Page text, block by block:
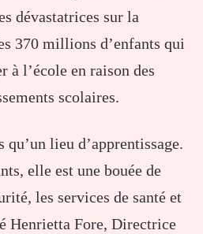
dévastatrices sur la
370 millions d’enfants qui
à l’école en raison des
scolaires.
qu’un lieu d’apprentissage.
elle est une bouée de
les services de santé et
Henrietta Fore, Directrice